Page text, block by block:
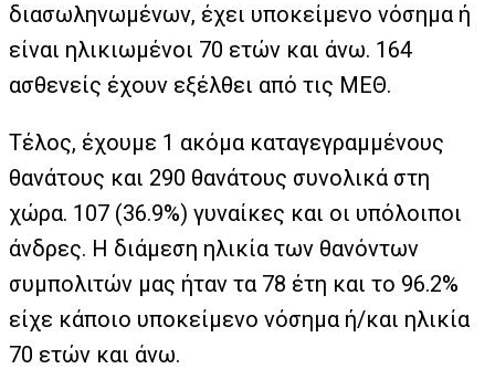
διασωληνωμένων, έχει υποκείμενο νόσημα ή
είναι ηλικιωμένοι 70 ετών και άνω. 164
ασθενείς έχουν εξέλθει από τις ΜΕΘ.
Τέλος, έχουμε 1 ακόμα καταγεγραμμένους
θανάτους και 290 θανάτους συνολικά στη
χώρα. 107 (36.9%) γυναίκες και οι υπόλοιποι
άνδρες. Η διάμεση ηλικία των θανόντων
συμπολιτών μας ήταν τα 78 έτη και το 96.2%
είχε κάποιο υποκείμενο νόσημα ή/και ηλικία
70 ετών και άνω.